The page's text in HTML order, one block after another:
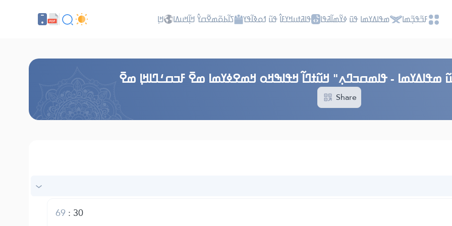
ߓߏ߬ߟߏ߲߬ߘߊ ߘߟߊߡߌߘߊ ߟߎ߫ ߦߌ߬ߘߊ߬ߥߟߊ ߟߊߥߙߎߞߌߓߊ߮ ߟߎ߬ ߗߋߢߊ߬ߟߌ ߖߊ߬ߕߋ߬ߘߐ߬ߛߌ߮ ߞߊ߲߬ߞߎߡߊ ߞߊ߲
ߘߟߊߡߌߘߊ - ߟߊߘߛߏߣߍ߲" ߞߎ߬ߙߣߊ߬ ߞߟߊߒߞߋ ߞߘߐߦߌߘߊ ߘߐ߫ ߓߏߛߑߣߊߞߊ߲ ߘߐ߫
Share
30
:
69